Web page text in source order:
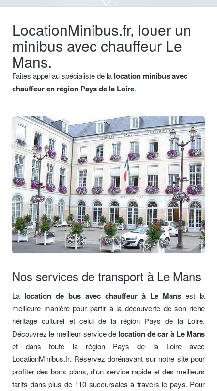
LocationMinibus.fr, louer un
minibus avec chauffeur Le
Mans.
Faites appel au spécialiste de la location minibus avec
chauffeur en région Pays de la Loire.
Nos services de transport à Le Mans
La location de bus avec chauffeur à Le Mans est la
meilleure manière pour partir à la découverte de son riche
héritage culturel et celui de la région Pays de la Loire.
Découvrez le meilleur service de location de car à Le Mans
et dans toute la région Pays de la Loire avec
LocationMinibus.fr. Réservez dorénavant sur notre site pour
profiter des bons plans, d'un service rapide et des meilleurs
tarifs dans plus de 110 succursales à travers le pays. Pour